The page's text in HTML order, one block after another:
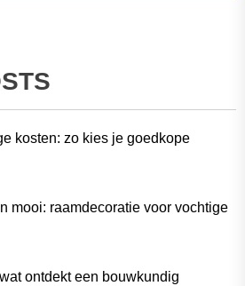
kosten: zo kies je goedkope
mooi: raamdecoratie voor vochtige
ontdekt een bouwkundig